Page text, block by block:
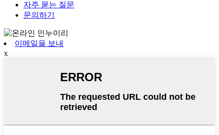
자주 묻는 질문
문의하기
이메일을 보내
x